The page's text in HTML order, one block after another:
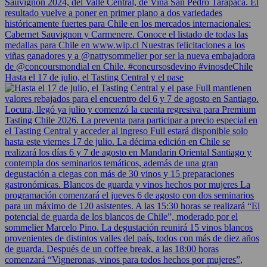
Hasta el 17 de julio, el Tasting Central y el pase